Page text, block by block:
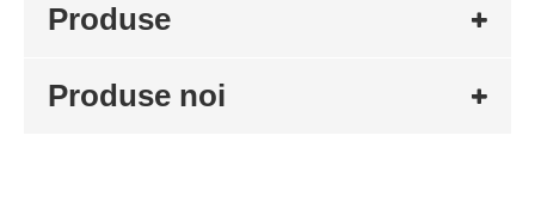
Produse
Produse noi